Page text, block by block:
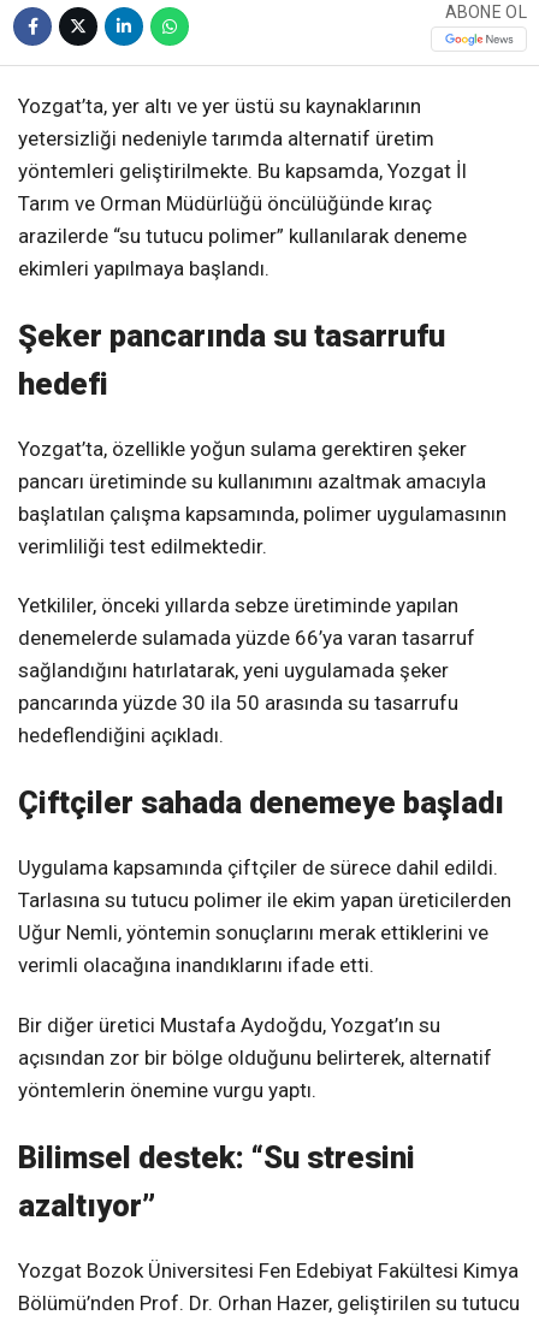
ABONE OL
Yozgat’ta, yer altı ve yer üstü su kaynaklarının
yetersizliği nedeniyle tarımda alternatif üretim
yöntemleri geliştirilmekte. Bu kapsamda, Yozgat İl
Tarım ve Orman Müdürlüğü öncülüğünde kıraç
arazilerde “su tutucu polimer” kullanılarak deneme
ekimleri yapılmaya başlandı.
Şeker pancarında su tasarrufu
hedefi
Yozgat’ta, özellikle yoğun sulama gerektiren şeker
pancarı üretiminde su kullanımını azaltmak amacıyla
başlatılan çalışma kapsamında, polimer uygulamasının
verimliliği test edilmektedir.
Yetkililer, önceki yıllarda sebze üretiminde yapılan
denemelerde sulamada yüzde 66’ya varan tasarruf
sağlandığını hatırlatarak, yeni uygulamada şeker
pancarında yüzde 30 ila 50 arasında su tasarrufu
hedeflendiğini açıkladı.
Çiftçiler sahada denemeye başladı
Uygulama kapsamında çiftçiler de sürece dahil edildi.
Tarlasına su tutucu polimer ile ekim yapan üreticilerden
Uğur Nemli, yöntemin sonuçlarını merak ettiklerini ve
verimli olacağına inandıklarını ifade etti.
Bir diğer üretici Mustafa Aydoğdu, Yozgat’ın su
açısından zor bir bölge olduğunu belirterek, alternatif
yöntemlerin önemine vurgu yaptı.
Bilimsel destek: “Su stresini
azaltıyor”
Yozgat Bozok Üniversitesi Fen Edebiyat Fakültesi Kimya
Bölümü’nden Prof. Dr. Orhan Hazer, geliştirilen su tutucu